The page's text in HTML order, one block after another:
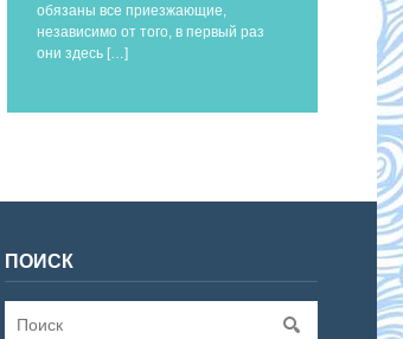
обязаны все приезжающие,
независимо от того, в первый раз
они здесь […]
ПОИСК